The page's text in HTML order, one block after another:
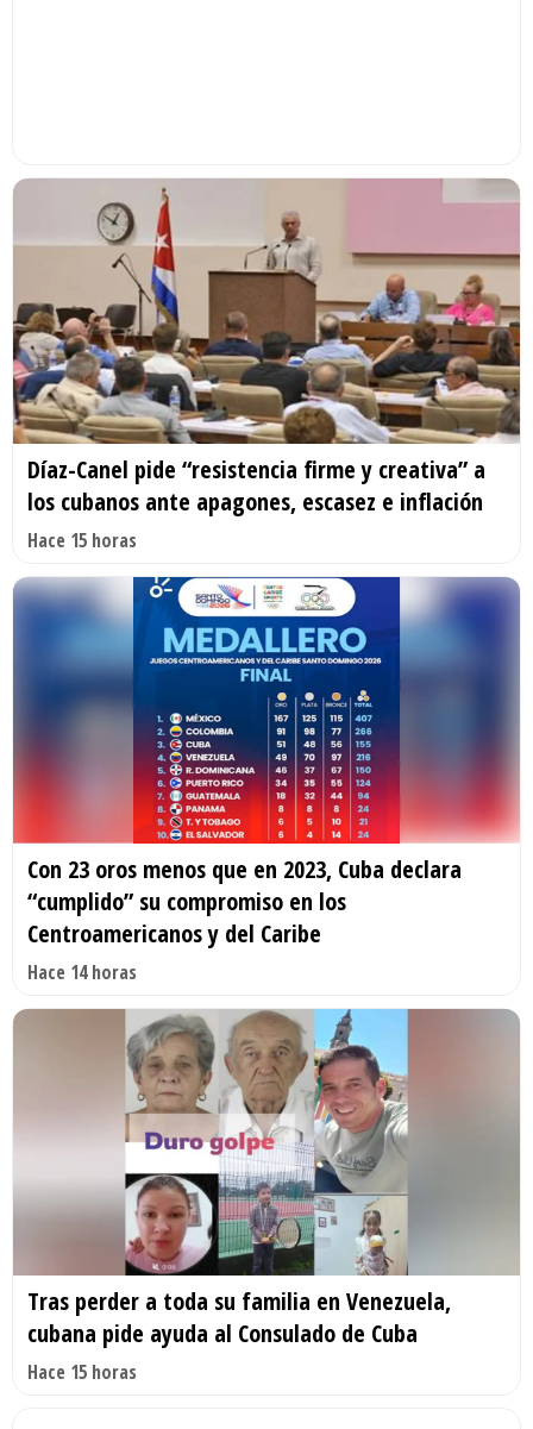
Díaz-Canel pide “resistencia firme y creativa” a
los cubanos ante apagones, escasez e inflación
Hace 15 horas
Con 23 oros menos que en 2023, Cuba declara
“cumplido” su compromiso en los
Centroamericanos y del Caribe
Hace 14 horas
Tras perder a toda su familia en Venezuela,
cubana pide ayuda al Consulado de Cuba
Hace 15 horas